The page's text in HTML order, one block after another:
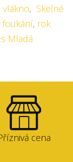
vlákno, Skelné
foukání, rok
Mladá
cena